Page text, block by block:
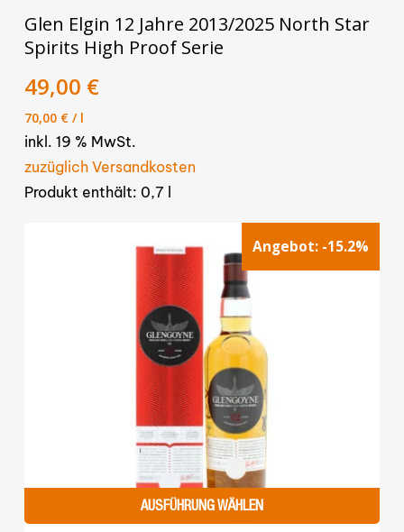
Glen Elgin 12 Jahre 2013/2025 North Star
Spirits High Proof Serie
Ursprünglicher
Preis
war:
54,90 €
49,00 €Aktueller
ist:
49,00 €.
70,00 €/ l
inkl. 19 % MwSt.
zuzüglich Versandkosten
Produkt enthält: 0,7 l
Angebot: -15.2%
AUSFÜHRUNG WÄHLEN